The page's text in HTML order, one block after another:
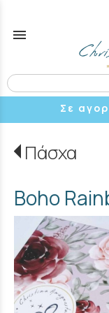
menu
Σε
Πάσχα
Boho